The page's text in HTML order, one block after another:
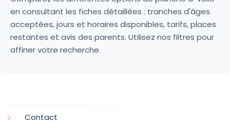
en consultant les fiches détaillées : tranches d'âges
acceptées, jours et horaires disponibles, tarifs, places
restantes et avis des parents. Utilisez nos filtres pour
affiner votre recherche.
Contact